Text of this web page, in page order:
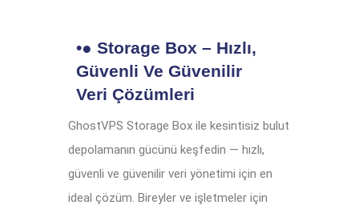
•● Storage Box – Hızlı,
Güvenli Ve Güvenilir
Veri Çözümleri
GhostVPS Storage Box ile kesintisiz bulut
depolamanın gücünü keşfedin — hızlı,
güvenli ve güvenilir veri yönetimi için en
ideal çözüm. Bireyler ve işletmeler için